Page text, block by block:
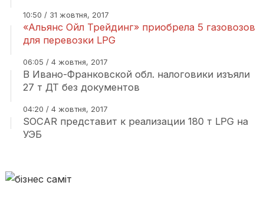
10:50 / 31 жовтня, 2017
«Альянс Ойл Трейдинг» приобрела 5 газовозов
для перевозки LPG
06:05 / 4 жовтня, 2017
В Ивано-Франковской обл. налоговики изъяли
27 т ДТ без документов
04:20 / 4 жовтня, 2017
SOCAR представит к реализации 180 т LPG на
УЭБ